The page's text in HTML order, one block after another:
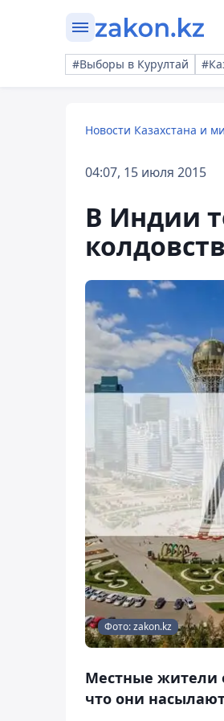
#Выборы в Курултай
Новости Казахстана и
04:07, 15 июля 2015
В Индии
Фото: zakon.kz
Местные жители
что они